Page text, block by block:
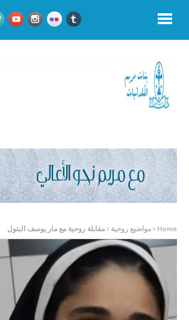
Home مواضيع روحية مقابلة روحية مع مار يوسف البتول